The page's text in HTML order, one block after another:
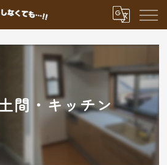
間・キッチン